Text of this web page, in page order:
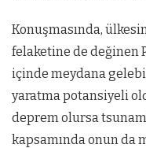
Konuşmasında,
felaketine de değinen
içinde meydana
yaratma potansiyeli
deprem olursa
kapsamında onun da